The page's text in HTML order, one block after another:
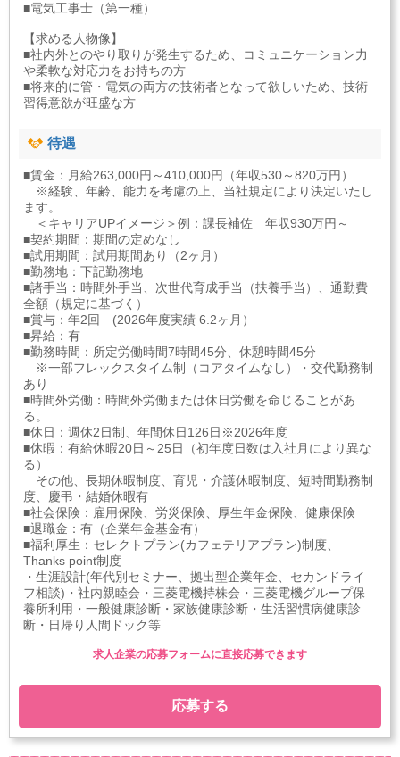
■電気工事士（第一種）
【求める人物像】
■社内外とのやり取りが発生するため、コミュニケーション力
や柔軟な対応力をお持ちの方
■将来的に管・電気の両方の技術者となって欲しいため、技術
習得意欲が旺盛な方
待遇
■賃金：月給263,000円～410,000円（年収530～820万円）
※経験、年齢、能力を考慮の上、当社規定により決定いたし
ます。
＜キャリアUPイメージ＞例：課長補佐 年収930万円～
■契約期間：期間の定めなし
■試用期間：試用期間あり（2ヶ月）
■勤務地：下記勤務地
■諸手当：時間外手当、次世代育成手当（扶養手当）、通勤費
全額（規定に基づく）
■賞与：年2回 (2026年度実績 6.2ヶ月）
■昇給：有
■勤務時間：所定労働時間7時間45分、休憩時間45分
※一部フレックスタイム制（コアタイムなし）・交代勤務制
あり
■時間外労働：時間外労働または休日労働を命じることがあ
る。
■休日：週休2日制、年間休日126日※2026年度
■休暇：有給休暇20日～25日（初年度日数は入社月により異な
る）
その他、長期休暇制度、育児・介護休暇制度、短時間勤務制
度、慶弔・結婚休暇有
■社会保険：雇用保険、労災保険、厚生年金保険、健康保険
■退職金：有（企業年金基金有）
■福利厚生：セレクトプラン(カフェテリアプラン)制度、
Thanks point制度
・生涯設計(年代別セミナー、拠出型企業年金、セカンドライ
フ相談)・社内親睦会・三菱電機持株会・三菱電機グループ保
養所利用・一般健康診断・家族健康診断・生活習慣病健康診
断・日帰り人間ドック等
応募する
求人企業の応募フォームに直接応募できます